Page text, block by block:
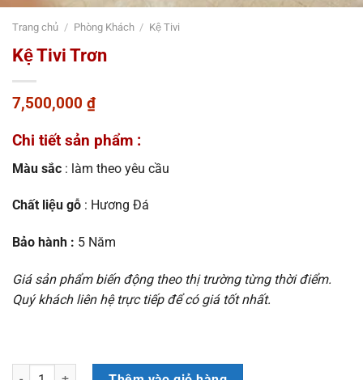
Trang chủ / Phòng Khách / Kệ Tivi
Kệ Tivi Trơn
7,500,000 ₫
Chi tiết sản phẩm :
Màu sắc : làm theo yêu cầu
Chất liệu gỗ : Hương Đá
Bảo hành : 5 Năm
Giá sản phẩm biến động theo thị trường từng thời điểm.
Quý khách liên hệ trực tiếp để có giá tốt nhất.
Kệ Tivi Trơn số lượng